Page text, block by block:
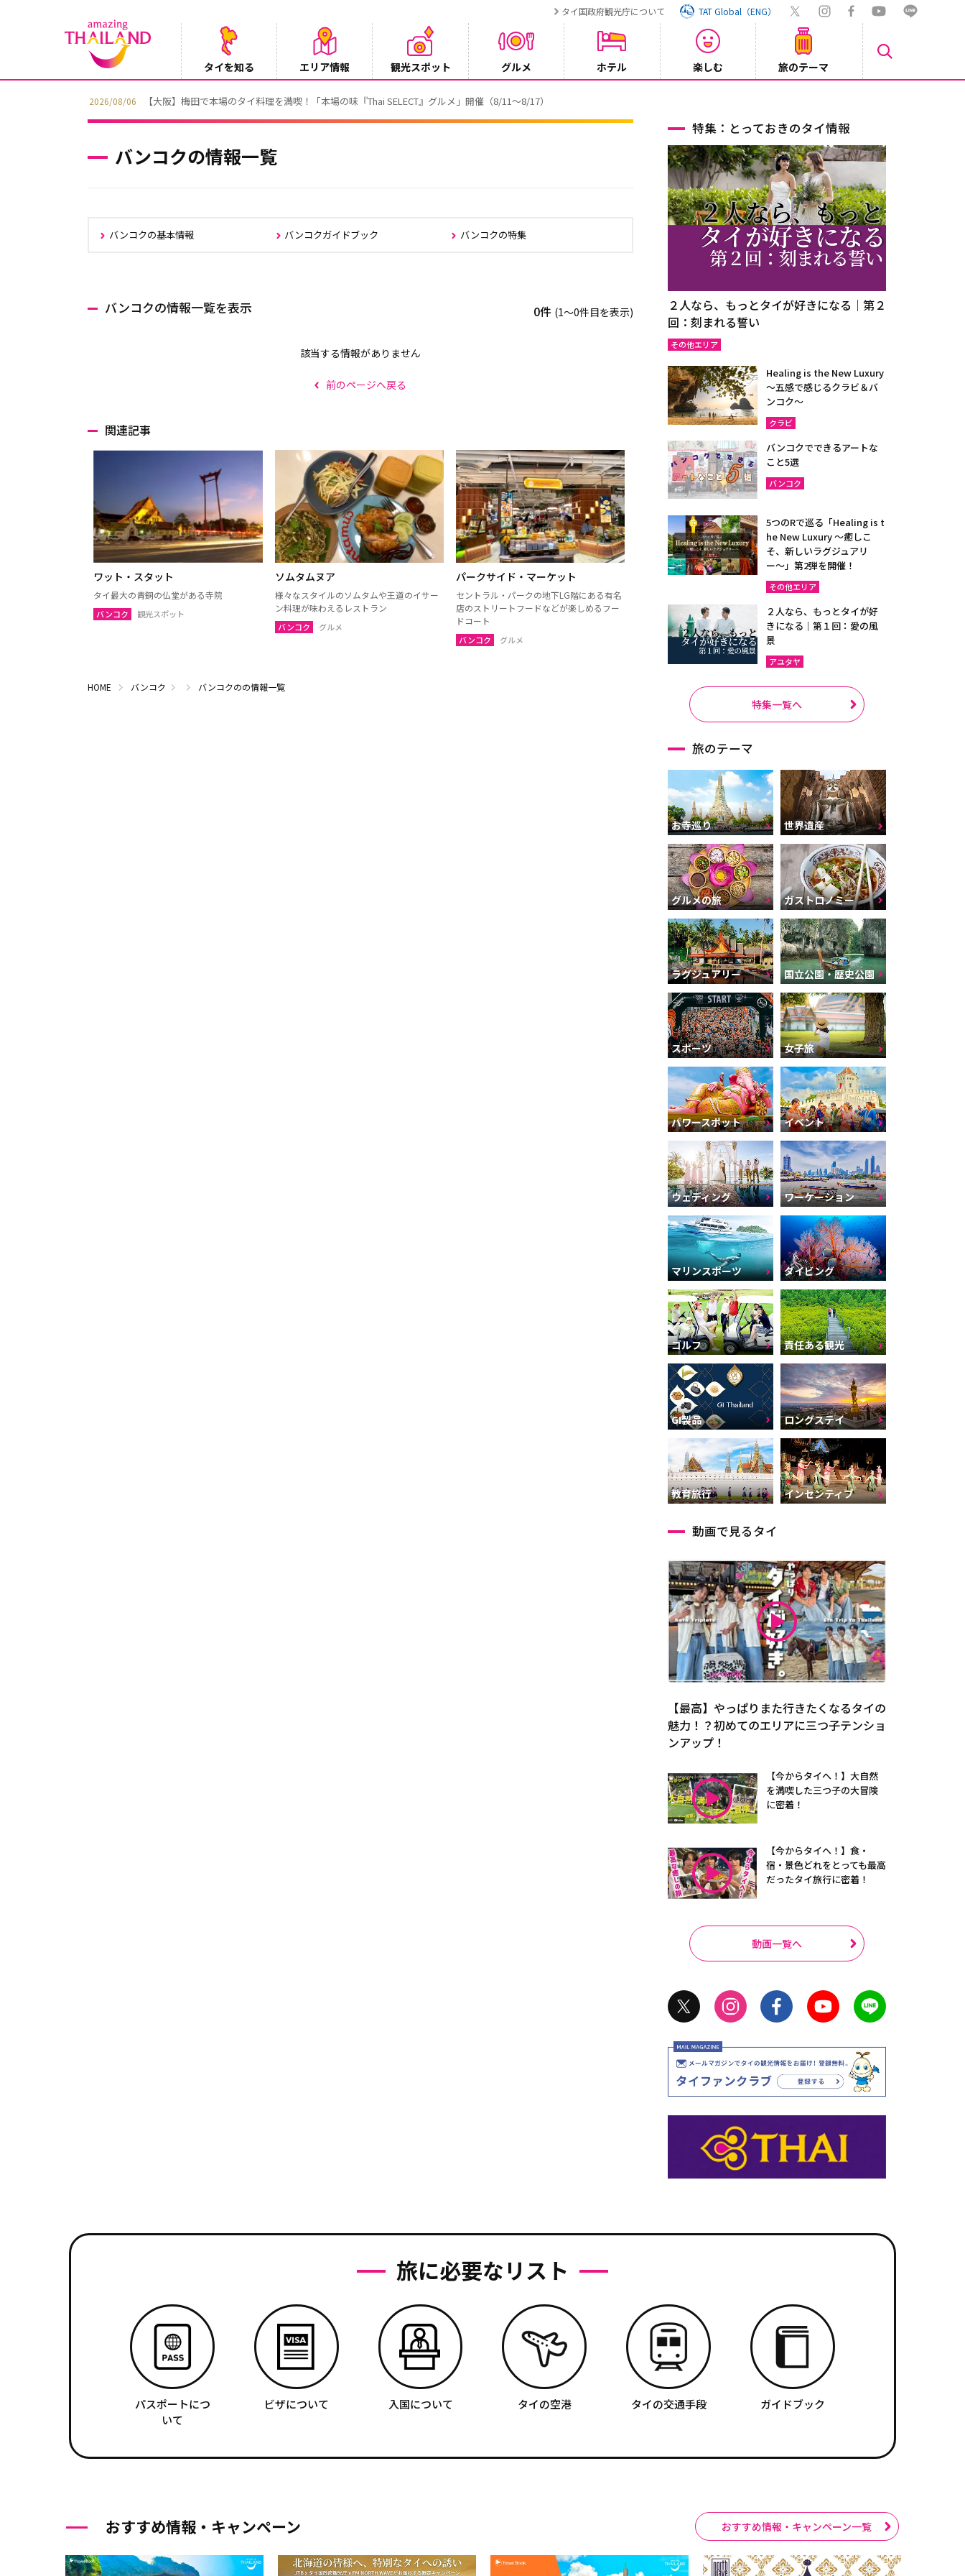
タイ国政府観光庁について TAT Global（ENG）
タイを知る エリア情報 観光スポット グルメ ホテル 楽しむ 旅のテーマ
2026/08/05 【テレビ】NHK『世界ふれあい街歩き』でタイ・プーケットが紹介されます
バンコクの情報一覧
バンコクの基本情報 バンコクガイドブック バンコクの特集
バンコクの情報一覧を表示 0件 (1〜0件目を表示)
該当する情報がありません
前のページへ戻る
関連記事
ワット・スタット
タイ最大の青銅の仏堂がある寺院
バンコク 観光スポット
ソムタムヌア
様々なスタイルのソムタムや王道のイサー
ン料理が味わえるレストラン
バンコク グルメ
パークサイド・マーケット
セントラル・パークの地下LG階にある有名
店のストリートフードなどが楽しめるフー
ドコート
バンコク グルメ
HOME バンコク バンコクのの情報一覧
特集：とっておきのタイ情報
２人なら、もっとタイが好きになる｜第２
回：刻まれる誓い
その他エリア
Healing is the New Luxury
～五感で感じるクラビ＆バ
ンコク～
クラビ
バンコクでできるアートな
こと5選
バンコク
5つのRで巡る「Healing is t
he New Luxury ～癒しこ
そ、新しいラグジュアリ
ー〜」第2弾を開催！
その他エリア
２人なら、もっとタイが好
きになる｜第１回：愛の風
景
アユタヤ
特集一覧へ
旅のテーマ
お寺巡り 世界遺産
グルメの旅 ガストロノミー
ラグジュアリー 国立公園・歴史公園
スポーツ 女子旅
パワースポット イベント
ウェディング ワーケーション
マリンスポーツ ダイビング
ゴルフ 責任ある観光
GI製品 ロングステイ
教育旅行 インセンティブ
動画で見るタイ
【最高】やっぱりまた行きたくなるタイの
魅力！？初めてのエリアに三つ子テンショ
ンアップ！
【今からタイへ！】大自然
を満喫した三つ子の大冒険
に密着！
【今からタイへ！】食・
宿・景色どれをとっても最高
だったタイ旅行に密着！
動画一覧へ
旅に必要なリスト
パスポートにつ
いて
ビザについて 入国について タイの空港 タイの交通手段 ガイドブック
おすすめ情報・キャンペーン おすすめ情報・キャンペーン一覧